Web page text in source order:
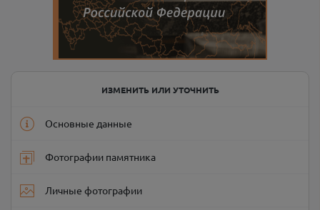
ИЗМЕНИТЬ ИЛИ УТОЧНИТЬ
Основные данные
Фотографии памятника
Личные фотографии